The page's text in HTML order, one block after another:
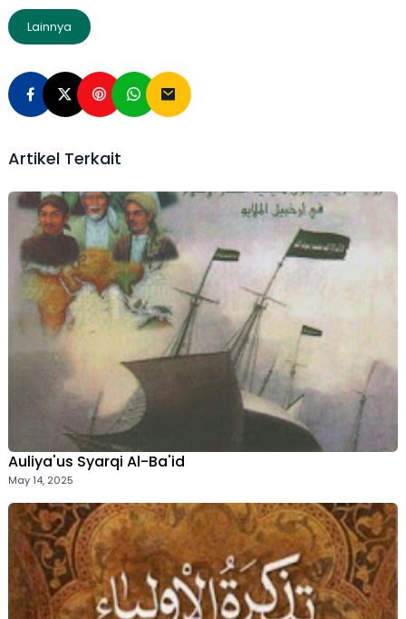
Lainnya
Artikel Terkait
Auliya'us Syarqi Al-Ba'id
May 14, 2025